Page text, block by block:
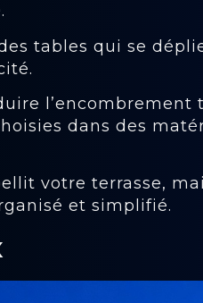
tables qui se
l’encombrement
dans des
votre terrasse,
et simplifié.